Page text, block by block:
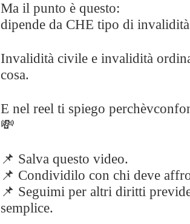
Ma il punto è questo:
dipende da CHE tipo di
Invalidità civile e invalidità
cosa.
E nel reel ti spiego
💸
📌 Salva questo video.
📌 Condividilo con chi deve
📌 Seguimi per altri diritti
semplice.